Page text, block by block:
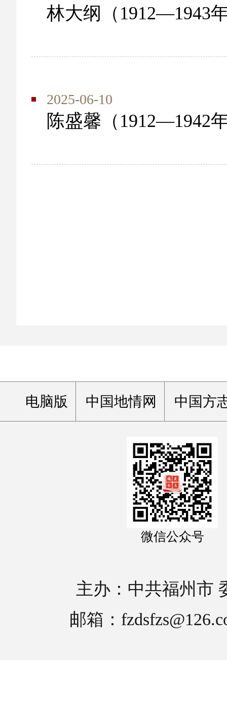
林大纲（1912—1943
2025-06-10
陈盛馨（1912—1942
电脑版 中国地情网 中国方
微信公众号
主办：中共福州市
邮箱：